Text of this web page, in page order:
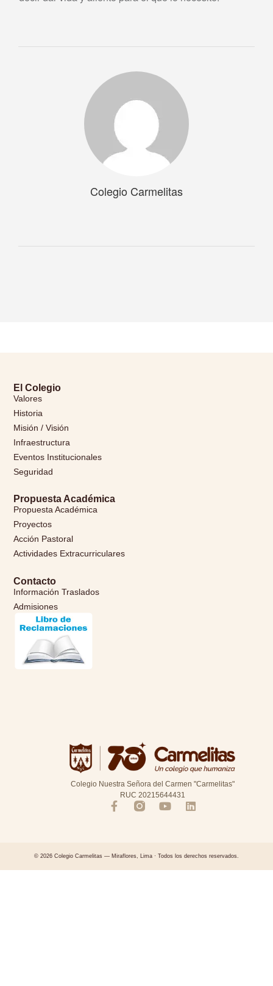
Colegio Carmelitas
Colegio Nuestra Señora del Carmen "Carmelitas"
RUC 20215644431
El Colegio
Valores
Historia
Misión / Visión
Infraestructura
Eventos Institucionales
Seguridad
Propuesta Académica
Propuesta Académica
Proyectos
Acción Pastoral
Actividades Extracurriculares
Contacto
Información Traslados
Admisiones
© 2026 Colegio Carmelitas — Miraflores, Lima · Todos los derechos reservados.